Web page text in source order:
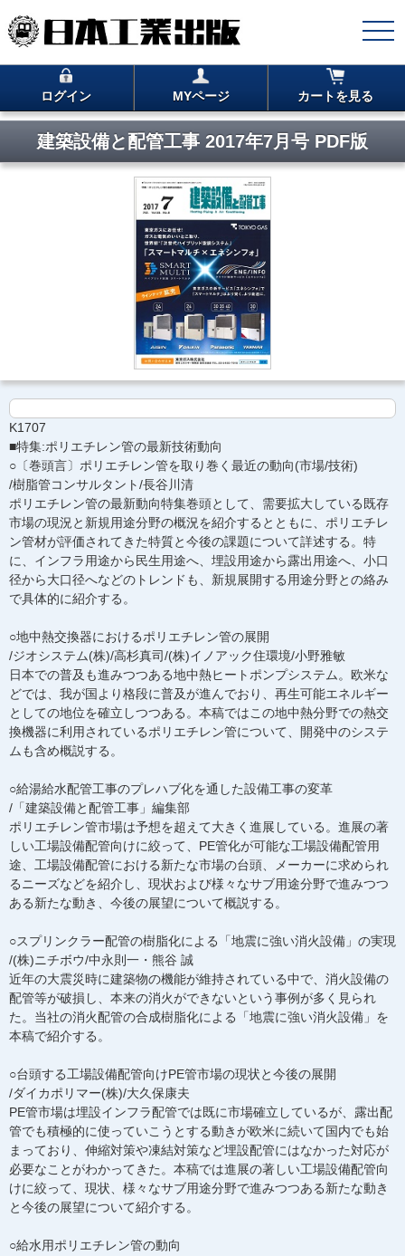
ログイン MYページ カートを見る
建築設備と配管工事 2017年7月号 PDF版
K1707
■特集:ポリエチレン管の最新技術動向
○〔巻頭言〕ポリエチレン管を取り巻く最近の動向(市場/技術)
/樹脂管コンサルタント/長谷川清
ポリエチレン管の最新動向特集巻頭として、需要拡大している既存
市場の現況と新規用途分野の概況を紹介するとともに、ポリエチレ
ン管材が評価されてきた特質と今後の課題について詳述する。特
に、インフラ用途から民生用途へ、埋設用途から露出用途へ、小口
径から大口径へなどのトレンドも、新規展開する用途分野との絡み
で具体的に紹介する。
○地中熱交換器におけるポリエチレン管の展開
/ジオシステム(株)/高杉真司/(株)イノアック住環境/小野雅敏
日本での普及も進みつつある地中熱ヒートポンプシステム。欧米な
どでは、我が国より格段に普及が進んでおり、再生可能エネルギー
としての地位を確立しつつある。本稿ではこの地中熱分野での熱交
換機器に利用されているポリエチレン管について、開発中のシステ
ムも含め概説する。
○給湯給水配管工事のプレハブ化を通した設備工事の変革
/「建築設備と配管工事」編集部
ポリエチレン管市場は予想を超えて大きく進展している。進展の著
しい工場設備配管向けに絞って、PE管化が可能な工場設備配管用
途、工場設備配管における新たな市場の台頭、メーカーに求められ
るニーズなどを紹介し、現状および様々なサブ用途分野で進みつつ
ある新たな動き、今後の展望について概説する。
○スプリンクラー配管の樹脂化による「地震に強い消火設備」の実現
/(株)ニチボウ/中永則一・熊谷 誠
近年の大震災時に建築物の機能が維持されている中で、消火設備の
配管等が破損し、本来の消火ができないという事例が多く見られ
た。当社の消火配管の合成樹脂化による「地震に強い消火設備」を
本稿で紹介する。
○台頭する工場設備配管向けPE管市場の現状と今後の展開
/ダイカポリマー(株)/大久保康夫
PE管市場は埋設インフラ配管では既に市場確立しているが、露出配
管でも積極的に使っていこうとする動きが欧米に続いて国内でも始
まっており、伸縮対策や凍結対策など埋設配管にはなかった対応が
必要なことがわかってきた。本稿では進展の著しい工場設備配管向
けに絞って、現状、様々なサブ用途分野で進みつつある新たな動き
と今後の展望について紹介する。
○給水用ポリエチレン管の動向